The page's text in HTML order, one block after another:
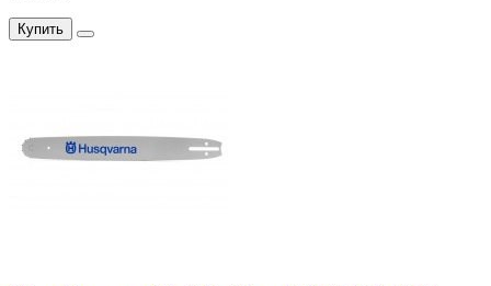
Купить